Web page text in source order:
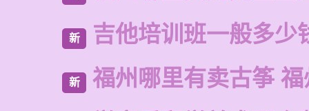
新 吉他培训班一般多少
新 福州哪里有卖古筝